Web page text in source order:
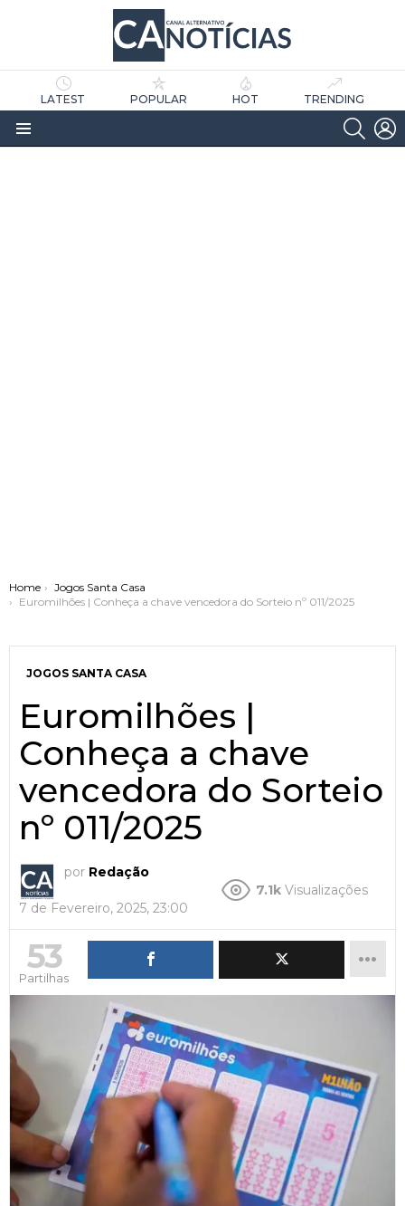
LATEST POPULAR HOT TRENDING
Menu
You are here:
Home
Jogos Santa Casa
Euromilhões | Conheça a chave vencedora do Sorteio nº 011/2025
JOGOS SANTA CASA
Euromilhões |
Conheça a chave
vencedora do Sorteio
nº 011/2025
por Redação
7 de Fevereiro, 2025, 23:00
7.1k Visualizações
53
Partilhas